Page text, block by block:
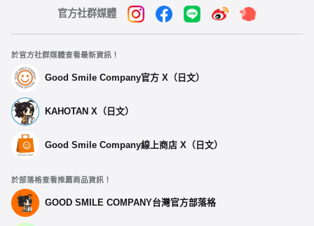
官方社群媒體
於官方社群媒體查看最新資訊！
Good Smile Company官方 X（日文）
KAHOTAN X（日文）
Good Smile Company線上商店 X（日文）
於部落格查看推薦商品資訊！
GOOD SMILE COMPANY台灣官方部落格